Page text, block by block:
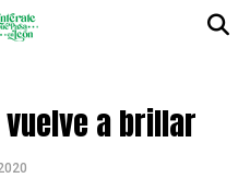
vuelve a brillar